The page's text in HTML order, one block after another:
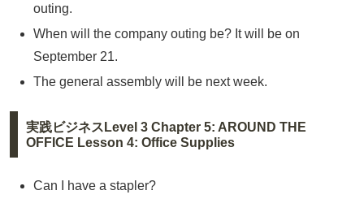
outing.
When will the company outing be? It will be on
September 21.
The general assembly will be next week.
実践ビジネスLevel 3 Chapter 5: AROUND THE
OFFICE Lesson 4: Office Supplies
Can I have a stapler?